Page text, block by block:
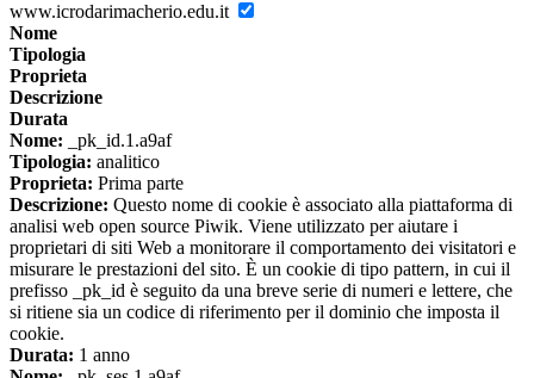
www.icrodarimacherio.edu.it
Nome
Tipologia
Proprieta
Descrizione
Durata
Nome: _pk_id.1.a9af
Tipologia: analitico
Proprieta: Prima parte
Descrizione: Questo nome di cookie è associato alla piattaforma di
analisi web open source Piwik. Viene utilizzato per aiutare i
proprietari di siti Web a monitorare il comportamento dei visitatori e
misurare le prestazioni del sito. È un cookie di tipo pattern, in cui il
prefisso _pk_id è seguito da una breve serie di numeri e lettere, che
si ritiene sia un codice di riferimento per il dominio che imposta il
cookie.
Durata: 1 anno